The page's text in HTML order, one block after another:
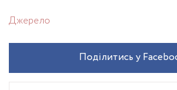
Джерело
Поділитись у